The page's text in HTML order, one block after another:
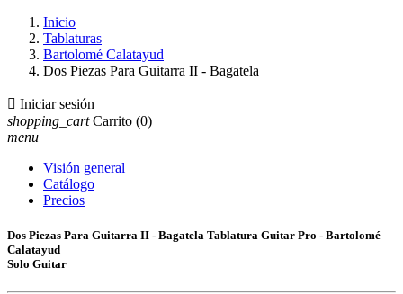
Inicio
Tablaturas
Bartolomé Calatayud
Dos Piezas Para Guitarra II - Bagatela
 Iniciar sesión
shopping_cart Carrito (0)
menu
Visión general
Catálogo
Precios
Dos Piezas Para Guitarra II - Bagatela Tablatura Guitar Pro - Bartolomé
Calatayud
Solo Guitar